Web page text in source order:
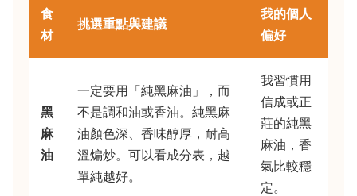
食
材
挑選重點與建議
我的個人
偏好
黑
麻
油
一定要用「純黑麻油」，而
不是調和油或香油。純黑麻
油顏色深、香味醇厚，耐高
溫煸炒。可以看成分表，越
單純越好。
我習慣用
信成或正
莊的純黑
麻油，香
氣比較穩
定。